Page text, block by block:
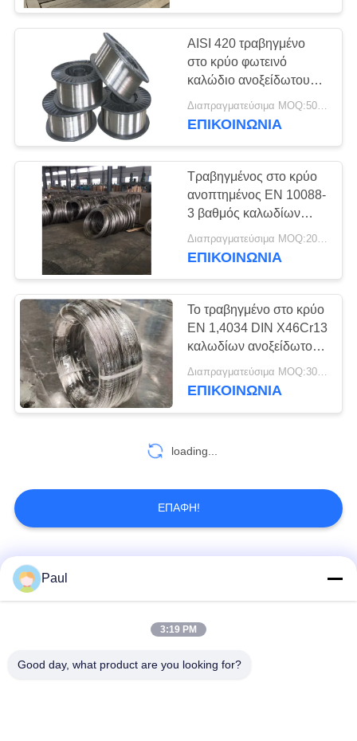
AISI 420 τραβηγμένο
στο κρύο φωτεινό
καλώδιο ανοξείδωτου
για τις χειρουργικές
βελόνες
ΕΠΙΚΟΙΝΩΝΊΑ
Τραβηγμένος στο κρύο
ανοπτημένος EN 10088-
3 βαθμός καλωδίων
ανοξείδωτου 1.4031YC
AISI 420X 1,4031
Διαπραγματεύσιμα MOQ:200 ΚΛ
ΕΠΙΚΟΙΝΩΝΊΑ
Το τραβηγμένο στο κρύο
EN 1,4034 DIN X46Cr13
καλωδίων ανοξείδωτου
στη σπείρα ή τους
ισιωμένους φραγμούς
Διαπραγματεύσιμα MOQ:300 ΚΛ
ΕΠΙΚΟΙΝΩΝΊΑ
loading...
ΕΠΑΦΉ!
Λαϊκή κατηγορία
Σκληραίνοντας
Paul
3:19 PM
Good day, what product are you looking for?